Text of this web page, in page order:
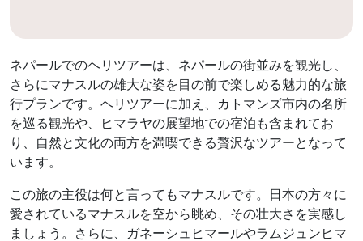
ネパールでのヘリツアーは、ネパールの街並みを観光し、
さらにマナスルの雄大な姿を目の前で楽しめる魅力的な旅
行プランです。ヘリツアーに加え、カトマンズ市内の名所
を巡る観光や、ヒマラヤの展望地での宿泊も含まれてお
り、自然と文化の両方を満喫できる贅沢なツアーとなって
います。
この旅の主役は何と言ってもマナスルです。日本の方々に
愛されているマナスルを空から眺め、その壮大さを実感し
ましょう。さらに、ガネーシュヒマールやラムジュンヒマ